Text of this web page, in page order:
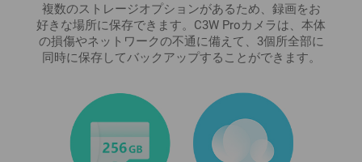
複数のストレージオプションがあるため、録画をお
好きな場所に保存できます。C3W Proカメラは、本体
の損傷やネットワークの不通に備えて、3個所全部に
同時に保存してバックアップすることができます。